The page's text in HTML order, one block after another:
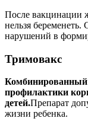
После вакцинации
нельзя беременеть.
нарушений в
Тримовакс
Комбинированный
профилактики
детей.Препарат
жизни ребенка.